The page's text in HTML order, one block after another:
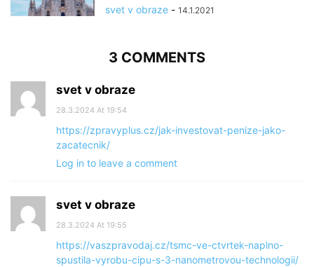
svet v obraze - 14.1.2021
3 COMMENTS
svet v obraze
28.3.2024 At 19:54
https://zpravyplus.cz/jak-investovat-penize-jako-
zacatecnik/
Log in to leave a comment
svet v obraze
28.3.2024 At 19:55
https://vaszpravodaj.cz/tsmc-ve-ctvrtek-naplno-
spustila-vyrobu-cipu-s-3-nanometrovou-technologii/